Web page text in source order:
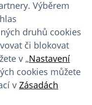
články
Výběrem
druhů cookies
či blokovat
v „Nastavení
cookies můžete
v Zásadách